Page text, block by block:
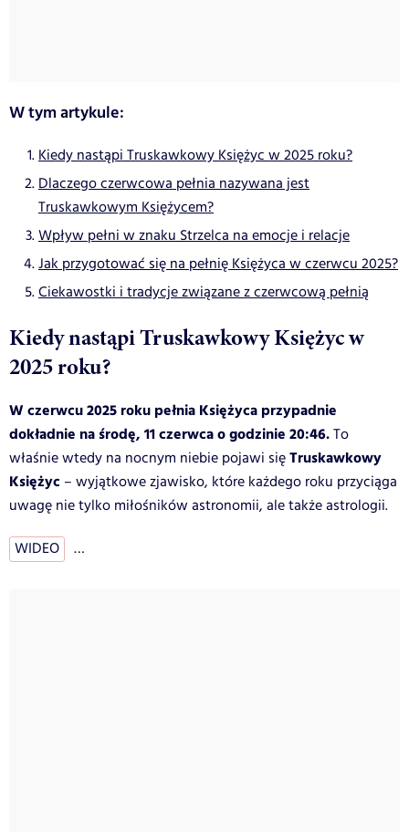
W tym artykule:
Kiedy nastąpi Truskawkowy Księżyc w 2025 roku?
Dlaczego czerwcowa pełnia nazywana jest
Truskawkowym Księżycem?
Wpływ pełni w znaku Strzelca na emocje i relacje
Jak przygotować się na pełnię Księżyca w czerwcu 2025?
Ciekawostki i tradycje związane z czerwcową pełnią
Kiedy nastąpi Truskawkowy Księżyc w
2025 roku?
W czerwcu 2025 roku pełnia Księżyca przypadnie
dokładnie na środę, 11 czerwca o godzinie 20:46.To
właśnie wtedy na nocnym niebie pojawi sięTruskawkowy
Księżyc – wyjątkowe zjawisko, które każdego roku przyciąga
uwagę nie tylko miłośników astronomii, ale także astrologii.
WIDEO …